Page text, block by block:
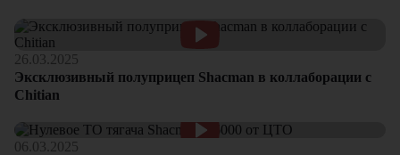
26.03.2025
Эксклюзивный полуприцеп Shacman в коллаборации с
Chitian
06.03.2025